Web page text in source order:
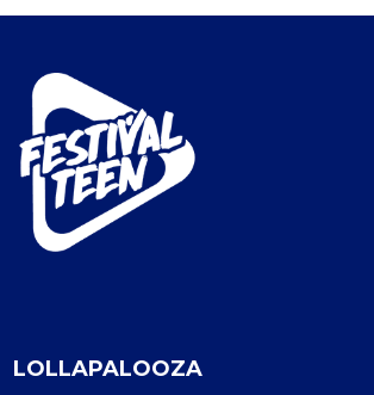
LOLLAPALOOZA